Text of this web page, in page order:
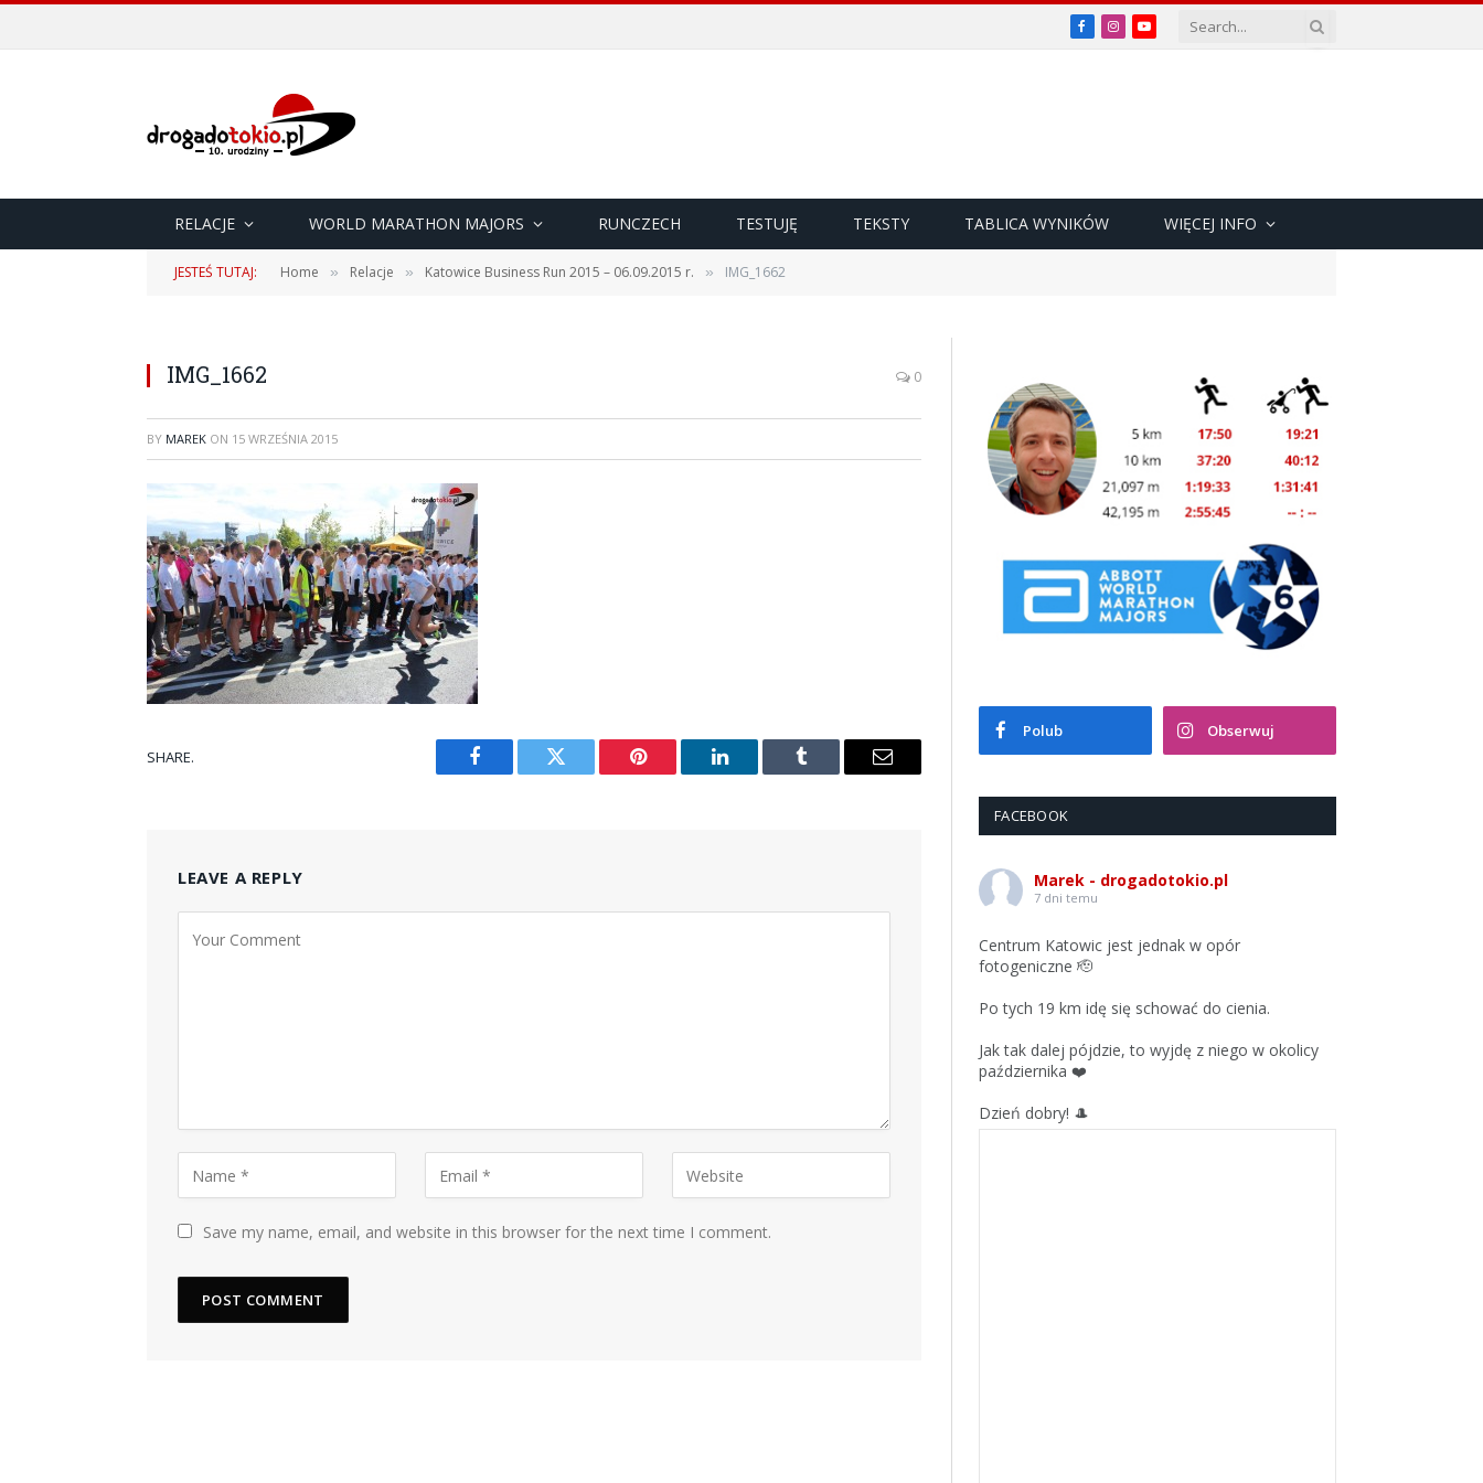
Facebook
InstagramYouTube
RELACJE WORLD MARATHON MAJORS RUNCZECH TESTUJĘ TEKSTY TABLICA WYNIKÓW WIĘCEJ INFO
JESTEŚ TUTAJ: Home » Relacje » Katowice Business Run 2015 – 06.09.2015 r. » IMG_1662
IMG_1662 0
BY MAREK ON 15 WRZEŚNIA 2015
SHARE.
Facebook Twitter Pinterest LinkedIn Tumblr Email
LEAVE A REPLY
Save my name, email, and website in this browser for the next time I comment.
Polub Obserwuj
FACEBOOK
Marek - drogadotokio.pl
7 dni temu
Centrum Katowic jest jednak w opór
fotogeniczne 🫡
Po tych 19 km idę się schować do cienia.
Jak tak dalej pójdzie, to wyjdę z niego w okolicy
października ❤️
Dzień dobry! 🎩